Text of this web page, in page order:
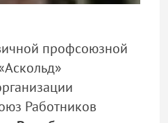
профсоюзной
Работников